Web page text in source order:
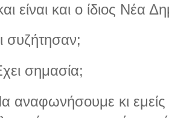
είναι και ο ίδιος Νέα
συζήτησαν;
σημασία;
αναφωνήσουμε κι